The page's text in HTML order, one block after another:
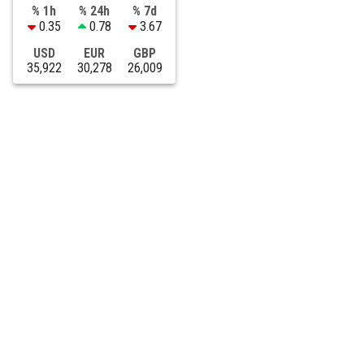
% 1h
0.35
% 24h
0.78
% 7d
3.67
USD
35,922
EUR
30,278
GBP
26,009